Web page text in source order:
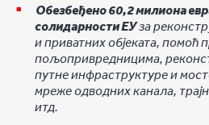
Обезбеђено 60,2 милиона
солидарности ЕУза
и приватних објеката, помоћ
пољопривредницима,
путне инфраструктуре и
мреже одводних канала,
итд.